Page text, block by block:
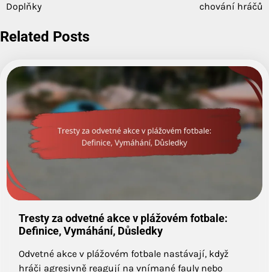
Doplňky chování hráčů
Related Posts
Tresty za odvetné akce v plážovém fotbale:
Definice, Vymáhání, Důsledky
Odvetné akce v plážovém fotbale nastávají, když
hráči agresivně reagují na vnímané fauly nebo